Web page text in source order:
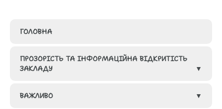
ГОЛОВНА
ПРОЗОРІСТЬ ТА ІНФОРМАЦІЙНА ВІДКРИТІСТЬ
ЗАКЛАДУ
ГРУПИ
ВАЖЛИВО